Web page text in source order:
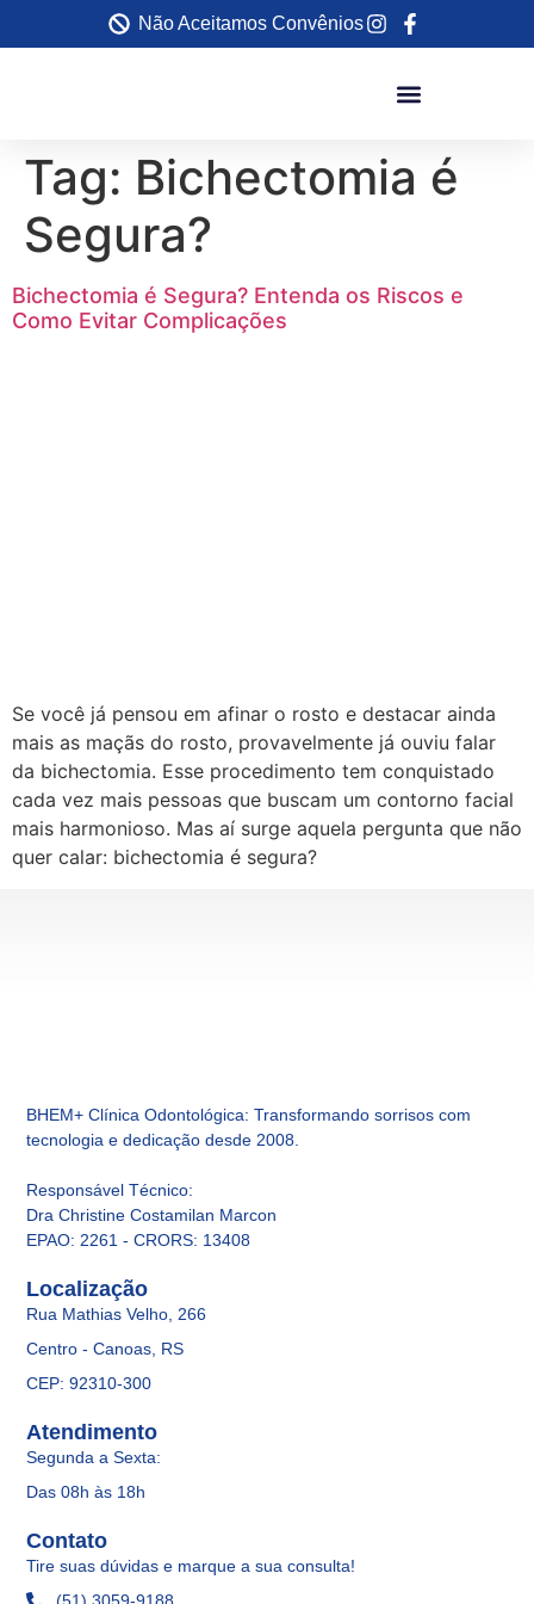
Não Aceitamos Convênios
Tag: Bichectomia é
Segura?
Bichectomia é Segura? Entenda os Riscos e
Como Evitar Complicações
Se você já pensou em afinar o rosto e destacar ainda
mais as maçãs do rosto, provavelmente já ouviu falar
da bichectomia. Esse procedimento tem conquistado
cada vez mais pessoas que buscam um contorno facial
mais harmonioso. Mas aí surge aquela pergunta que não
quer calar: bichectomia é segura?
BHEM+ Clínica Odontológica: Transformando sorrisos com
tecnologia e dedicação desde 2008.
Responsável Técnico:
Dra Christine Costamilan Marcon
EPAO: 2261 - CRORS: 13408
Atendimento
Segunda a Sexta:
Das 08h às 18h
Localização
Rua Mathias Velho, 266
Centro - Canoas, RS
CEP: 92310-300
Contato
Tire suas dúvidas e marque a sua consulta!